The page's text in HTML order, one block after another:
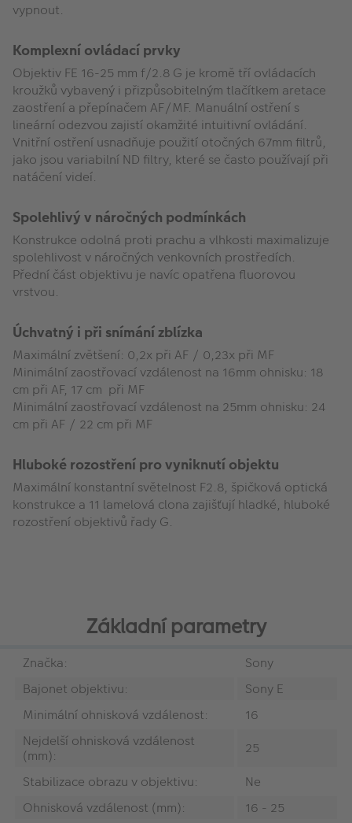
vypnout.
Komplexní ovládací prvky
Objektiv FE 16-25 mm f/2.8 G je kromě tří ovládacích
kroužků vybavený i přizpůsobitelným tlačítkem aretace
zaostření a přepínačem AF/MF. Manuální ostření s
lineární odezvou zajistí okamžité intuitivní ovládání.
Vnitřní ostření usnadňuje použití otočných 67mm filtrů,
jako jsou variabilní ND filtry, které se často používají při
natáčení videí.
Spolehlivý v náročných podmínkách
Konstrukce odolná proti prachu a vlhkosti maximalizuje
spolehlivost v náročných venkovních prostředích.
Přední část objektivu je navíc opatřena fluorovou
vrstvou.
Úchvatný i při snímání zblízka
Maximální zvětšení: 0,2x při AF / 0,23x při MF
Minimální zaostřovací vzdálenost na 16mm ohnisku: 18
cm při AF, 17 cm při MF
Minimální zaostřovací vzdálenost na 25mm ohnisku: 24
cm při AF / 22 cm při MF
Hluboké rozostření pro vyniknutí objektu
Maximální konstantní světelnost F2.8, špičková optická
konstrukce a 11 lamelová clona zajišťují hladké, hluboké
rozostření objektivů řady G.
Základní parametry
Značka:
Sony
Bajonet objektivu:
Sony E
Minimální ohnisková vzdálenost:
16
Nejdelší ohnisková vzdálenost
(mm):
25
Stabilizace obrazu v objektivu:
Ne
Ohnisková vzdálenost (mm):
16 - 25